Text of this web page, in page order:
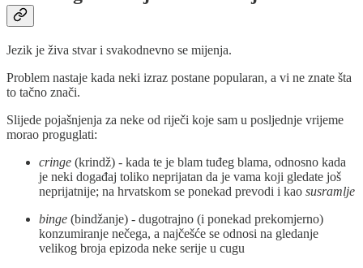
Jezik je živa stvar i svakodnevno se mijenja.
Problem nastaje kada neki izraz postane popularan, a vi ne znate šta
to tačno znači.
Slijede pojašnjenja za neke od riječi koje sam u posljednje vrijeme
morao proguglati:
cringe (krindž) - kada te je blam tuđeg blama, odnosno kada
je neki događaj toliko neprijatan da je vama koji gledate još
neprijatnije; na hrvatskom se ponekad prevodi i kao susramlje
binge (bindžanje) - dugotrajno (i ponekad prekomjerno)
konzumiranje nečega, a najčešće se odnosi na gledanje
velikog broja epizoda neke serije u cugu